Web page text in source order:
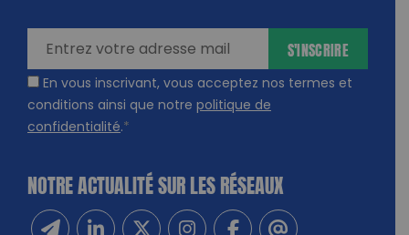
En vous inscrivant, vous acceptez nos termes et
conditions ainsi que notre politique de
confidentialité.*
S'INSCRIRE
NOTRE ACTUALITÉ SUR LES RÉSEAUX